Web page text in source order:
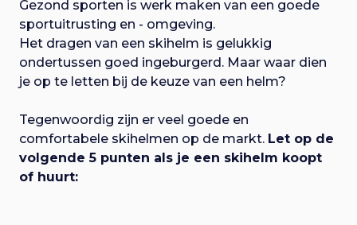
Gezond sporten is werk maken van een goede
sportuitrusting en - omgeving.
Het dragen van een skihelm is gelukkig
ondertussen goed ingeburgerd. Maar waar dien
je op te letten bij de keuze van een helm?
Tegenwoordig zijn er veel goede en
comfortabele skihelmen op de markt. Let op de
volgende 5 punten als je een skihelm koopt
of huurt: